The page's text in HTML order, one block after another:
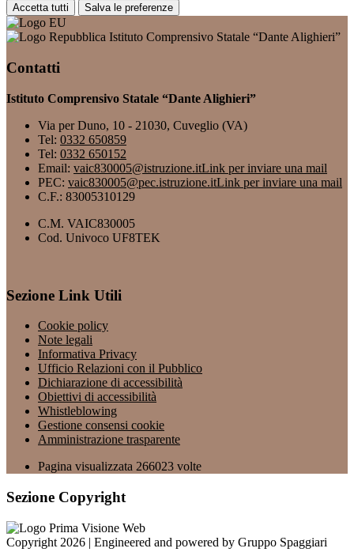
Accetta tutti Salva le preferenze
Istituto Comprensivo Statale “Dante Alighieri”
Contatti
Istituto Comprensivo Statale “Dante Alighieri”
Via per Duno, 10 - 21030, Cuveglio (VA)
Tel: 0332 650859
Tel: 0332 650152
Email: vaic830005@istruzione.itLink per inviare una mail
PEC: vaic830005@pec.istruzione.itLink per inviare una mail
C.F.: 83005310129
C.M. VAIC830005
Cod. Univoco UF8TEK
Sezione Link Utili
Cookie policy
Note legali
Informativa Privacy
Ufficio Relazioni con il Pubblico
Dichiarazione di accessibilità
Obiettivi di accessibilità
Whistleblowing
Gestione consensi cookie
Amministrazione trasparente
Pagina visualizzata 266023 volte
Sezione Copyright
Copyright 2026 | Engineered and powered by Gruppo Spaggiari